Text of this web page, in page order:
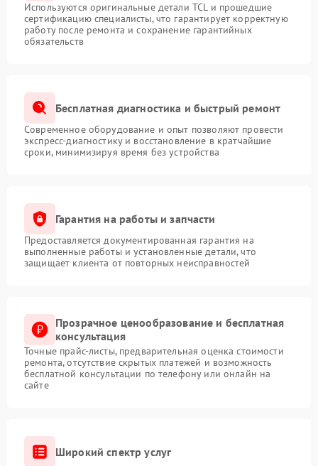
Используются оригинальные детали TCL и прошедшие
сертификацию специалисты, что гарантирует корректную
работу после ремонта и сохранение гарантийных
обязательств
Бесплатная диагностика и быстрый ремонт
Современное оборудование и опыт позволяют провести
экспресс-диагностику и восстановление в кратчайшие
сроки, минимизируя время без устройства
Гарантия на работы и запчасти
Предоставляется документированная гарантия на
выполненные работы и установленные детали, что
защищает клиента от повторных неисправностей
Прозрачное ценообразование и бесплатная
консультация
Точные прайс-листы, предварительная оценка стоимости
ремонта, отсутствие скрытых платежей и возможность
бесплатной консультации по телефону или онлайн на
сайте
Широкий спектр услуг